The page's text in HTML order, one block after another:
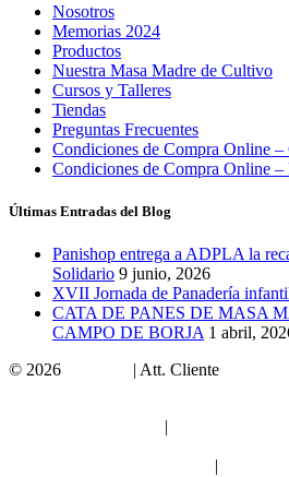
Nosotros
Memorias 2024
Productos
Nuestra Masa Madre de Cultivo
Cursos y Talleres
Tiendas
Preguntas Frecuentes
Condiciones de Compra Online –
Condiciones de Compra Online –
Últimas Entradas del Blog
Panishop entrega a ADPLA la
Solidario 9 junio, 2026
XVII Jornada de Panadería
CATA DE PANES DE MASA
CAMPO DE BORJA 1 abril,
© 2026
| Att. Cliente
|
|